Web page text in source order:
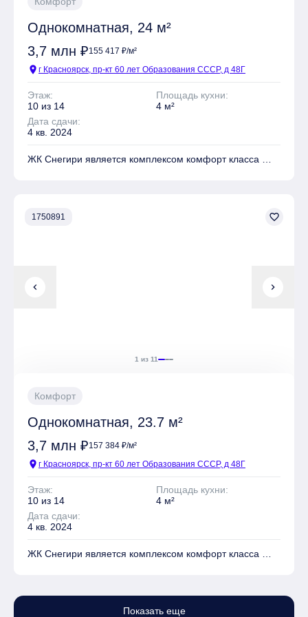
Однокомнатная, 24 м²
3,7 млн ₽155 417 ₽/м²
location_on г Красноярск, пр-кт 60 лет Образования СССР, д 48Г
Этаж:
10 из 14
Площадь кухни:
4 м²
Дата сдачи:
4 кв. 2024
ЖК Снегири является комплексом комфорт класса
Коммерческие объекты
chevron_left chevron_right
1 из 11
1750891 favorite_border
Комфорт
Однокомнатная, 23.7 м²
3,7 млн ₽157 384 ₽/м²
location_on г Красноярск, пр-кт 60 лет Образования СССР, д 48Г
Этаж:
10 из 14
Площадь кухни:
4 м²
Дата сдачи:
4 кв. 2024
ЖК Снегири является комплексом комфорт класса
площадки, Места для отдыха, Супермаркет,
Коммерческие объектыПоказать еще